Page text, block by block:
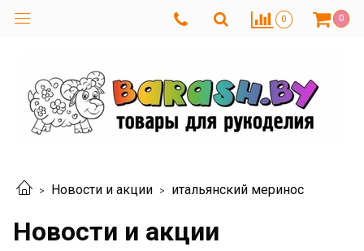
0 0
Новости и акции итальянский меринос
Новости и акции